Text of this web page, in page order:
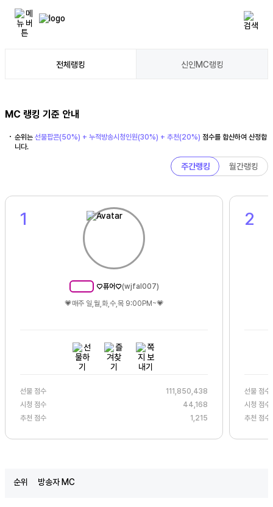
전체랭킹 신인MC랭킹
MC 랭킹 기준 안내
순위는 선물팝콘(50%) + 누적방송시청인원(30%) + 추천(20%) 점수를 합산하여 산정합
니다.
주간랭킹 월간랭킹
1
♡퓨어♡(wjfal007)
💗매주 일,월,화,수,목 9:00PM~💗
선물 점수
111,850,438
시청 점수
44,168
추천 점수
1,215
2
선물 점수
시청 점수
추천 점수
순위 방송자 MC